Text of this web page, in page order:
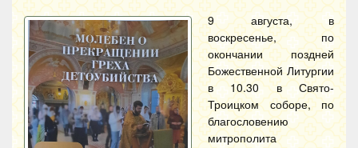
9 августа, в
воскресенье, по
окончании поздней
Божественной Литургии
в 10.30 в Свято-
Троицком соборе, по
благословению
митрополита